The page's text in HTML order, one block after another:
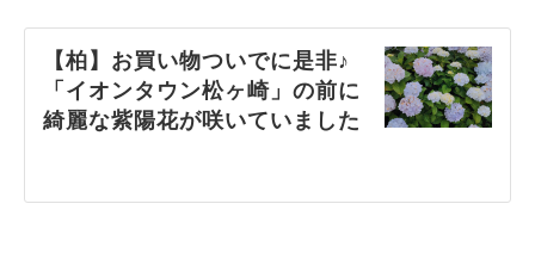
【柏】お買い物ついでに是非♪
「イオンタウン松ヶ崎」の前に
綺麗な紫陽花が咲いていました